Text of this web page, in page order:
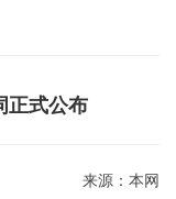
正式公布
来源：本网